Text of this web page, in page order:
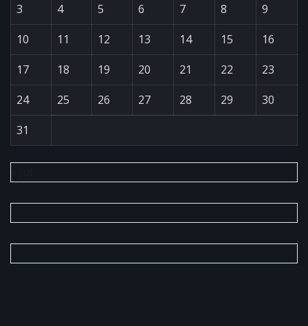
3
4 5 6 7 8
9
10
11 12 13 14 15
16
17
18 19 20 21 22
23
24
25 26 27 28 29
30
31